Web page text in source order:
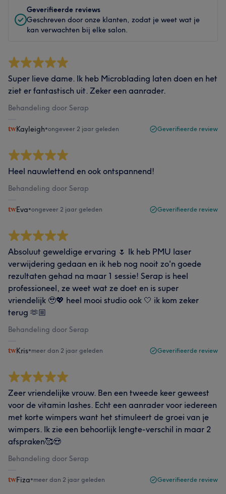
Geverifieerde reviews
Geschreven door onze klanten, zodat je weet wat je
kan verwachten bij elke salon.
Super lieve dame. Ik heb Microblading laten doen en het
ziet er fantastisch uit. Zeker een aanrader.
Behandeling door Serap
Kayleigh•ongeveer 2 jaar geleden Geverifieerde review
Heel nauwlettend en ook ontspannend!
Behandeling door Serap
Eva•ongeveer 2 jaar geleden Geverifieerde review
Absoluut geweldige ervaring 🌷 Ik heb PMU laser
verwijdering gedaan en ik heb nog nooit zo'n goede
rezultaten gehad na maar 1 sessie! Serap is heel
professioneel, ze weet wat ze doet en is super
vriendelijk 🥹💖 heel mooi studio ook 🤍 ik kom zeker
terug 🫶🏼
Behandeling door Serap
Kris•meer dan 2 jaar geleden Geverifieerde review
Zeer vriendelijke vrouw. Ben een tweede keer geweest
voor de vitamin lashes. Echt een aanrader voor iedereen
met korte wimpers want het stimuleert de groei van je
wimpers. Ik zie een behoorlijk lengte-verschil in maar 2
afspraken🥰😍
Behandeling door Serap
Fiza•meer dan 2 jaar geleden Geverifieerde review